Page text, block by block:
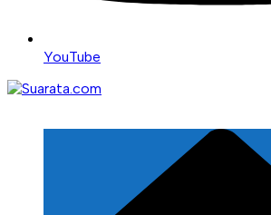
YouTube